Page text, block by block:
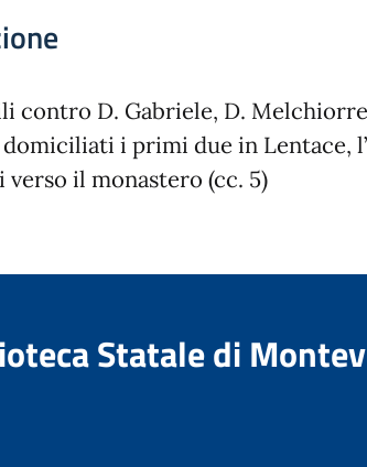
contro D. Gabriele, D.
i primi due in Lentace,
il monastero (cc. 5)
Statale di